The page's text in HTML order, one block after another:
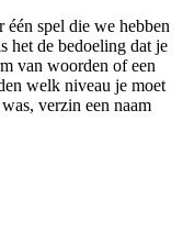
spel die we hebben
het de bedoeling dat je
van woorden of een
welk niveau je moet
verzin een naam